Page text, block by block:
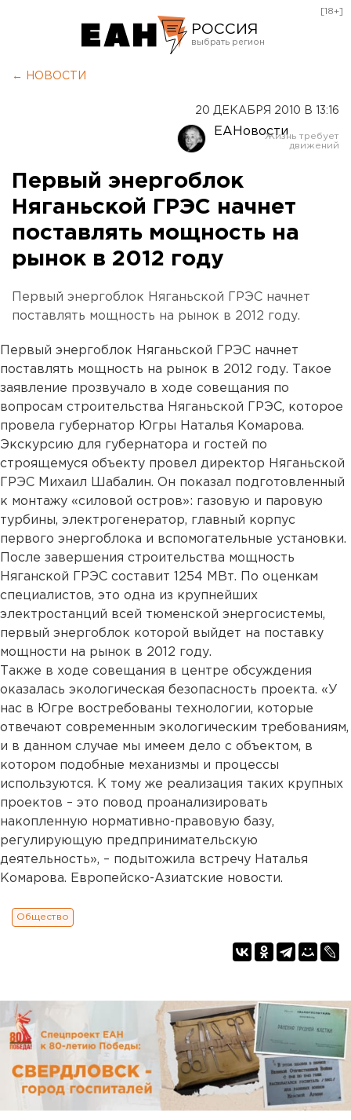
РОССИЯ
Оренбург
[18+]
← НОВОСТИ
20 ДЕКАБРЯ 2010 В 13:16
ЕАНовости
Первый энергоблок
Няганьской ГРЭС начнет
поставлять мощность на
рынок в 2012 году
Первый энергоблок Няганьской ГРЭС начнет
поставлять мощность на рынок в 2012 году.
Первый энергоблок Няганьской ГРЭС начнет
поставлять мощность на рынок в 2012 году. Такое
заявление прозвучало в ходе совещания по
вопросам строительства Няганьской ГРЭС, которое
провела губернатор Югры Наталья Комарова.
Экскурсию для губернатора и гостей по
строящемуся объекту провел директор Няганьской
ГРЭС Михаил Шабалин. Он показал подготовленный
к монтажу «силовой остров»: газовую и паровую
турбины, электрогенератор, главный корпус
первого энергоблока и вспомогательные установки.
После завершения строительства мощность
Няганской ГРЭС составит 1254 МВт. По оценкам
специалистов, это одна из крупнейших
электростанций всей тюменской энергосистемы,
первый энергоблок которой выйдет на поставку
мощности на рынок в 2012 году.
Также в ходе совещания в центре обсуждения
оказалась экологическая безопасность проекта. «У
нас в Югре востребованы технологии, которые
отвечают современным экологическим требованиям,
и в данном случае мы имеем дело с объектом, в
котором подобные механизмы и процессы
используются. К тому же реализация таких крупных
проектов – это повод проанализировать
накопленную нормативно-правовую базу,
регулирующую предпринимательскую
деятельность», – подытожила встречу Наталья
Комарова. Европейско-Азиатские новости.
Общество